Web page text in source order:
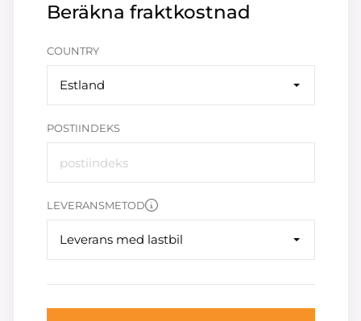
Beräkna fraktkostnad
COUNTRY
Estland
POSTIINDEKS
LEVERANSMETOD
Leverans med lastbil